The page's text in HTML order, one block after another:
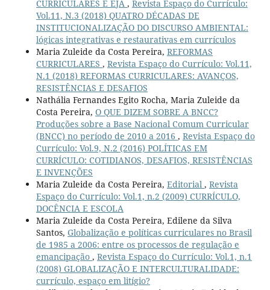
CURRICULARES E EJA , Revista Espaço do Currículo:
Vol.11, N.3 (2018) QUATRO DÉCADAS DE
INSTITUCIONALIZAÇÃO DO DISCURSO AMBIENTAL:
lógicas integrativas e restaurativas em currículos
Maria Zuleide da Costa Pereira, REFORMAS
CURRICULARES , Revista Espaço do Currículo: Vol.11,
N.1 (2018) REFORMAS CURRICULARES: AVANÇOS,
RESISTÊNCIAS E DESAFIOS
Nathália Fernandes Egito Rocha, Maria Zuleide da
Costa Pereira, O QUE DIZEM SOBRE A BNCC?
Produções sobre a Base Nacional Comum Curricular
(BNCC) no período de 2010 a 2016 , Revista Espaço do
Currículo: Vol.9, N.2 (2016) POLÍTICAS EM
CURRÍCULO: COTIDIANOS, DESAFIOS, RESISTÊNCIAS
E INVENÇÕES
Maria Zuleide da Costa Pereira, Editorial , Revista
Espaço do Currículo: Vol.1, n.2 (2009) CURRÍCULO,
DOCÊNCIA E ESCOLA
Maria Zuleide da Costa Pereira, Edilene da Silva
Santos, Globalização e políticas curriculares no Brasil
de 1985 a 2006: entre os processos de regulação e
emancipação , Revista Espaço do Currículo: Vol.1, n.1
(2008) GLOBALIZAÇÃO E INTERCULTURALIDADE:
currículo, espaço em litígio?